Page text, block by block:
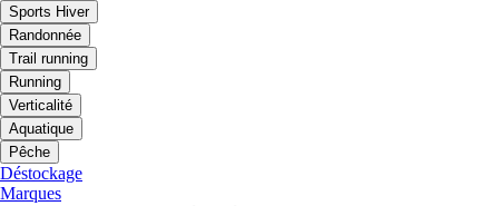
Sports Hiver
Randonnée
Trail running
Running
Verticalité
Aquatique
Pêche
Déstockage
Marques